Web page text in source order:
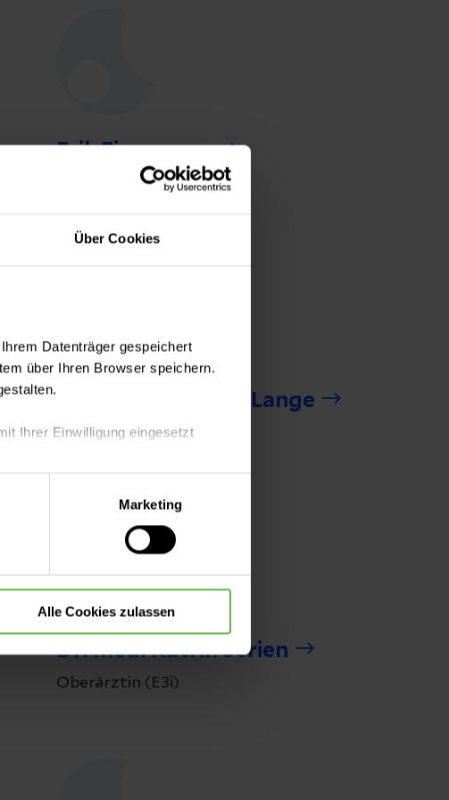
Über Cookies
Datenträger gespeichert
über Ihren Browser speichern.
Ihrer Einwilligung eingesetzt
Auswahl hinsichtlich der
in die Verwendung aller Cookies
Marketing
Alle Cookies zulassen
Erik Eisermann
Oberarzt (B2)
Andreas Friedrich Lange
Oberarzt (I2)
Dr. med. Katrin Serien
Oberärztin (E3i)